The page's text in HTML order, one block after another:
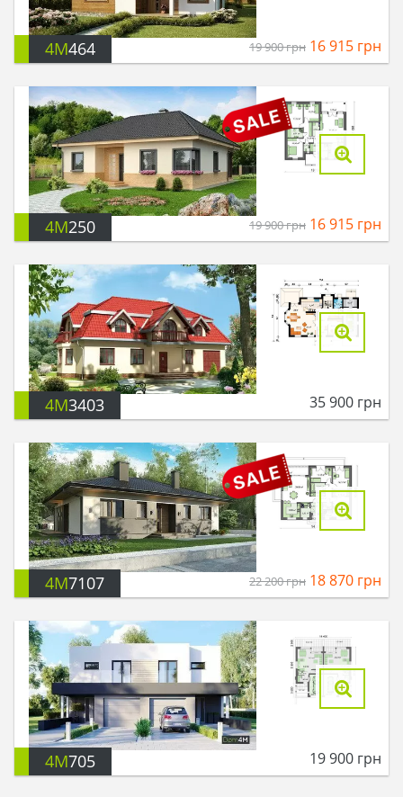
4M464 19 900грн 16 915 грн
4M250 19 900грн 16 915 грн
4M3403 35 900 грн
4M7107 22 200грн 18 870 грн
4M705 19 900 грн